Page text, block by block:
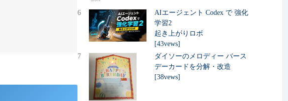
6
AIエージェント Codex で 強化
学習2
起き上がりロボ
[43vews]
7
ダイソーのメロディー バース
デーカードを分解・改造
[38vews]